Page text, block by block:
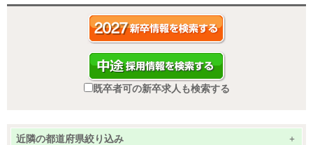
既卒者可の新卒求人も検索する
近隣の都道府県絞り込み +